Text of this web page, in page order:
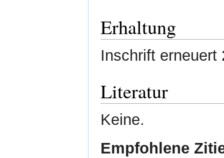
Erhaltung
Inschrift erneuert
Literatur
Keine.
Empfohlene